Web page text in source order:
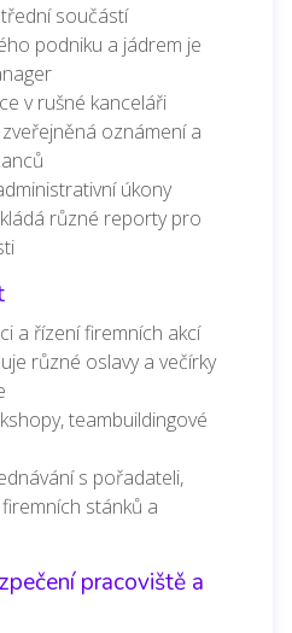
součástí
podniku a jádrem je
v rušné kanceláři
oznámení a
úkony
různé reporty pro
a řízení firemních akcí
různé oslavy a večírky
teambuildingové
s pořadateli,
stánků a
pracoviště a